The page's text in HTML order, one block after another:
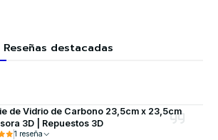
Reseñas destacadas
de Vidrio de Carbono 23,5cm x 23,5cm
3D | Repuestos 3D
1 reseña